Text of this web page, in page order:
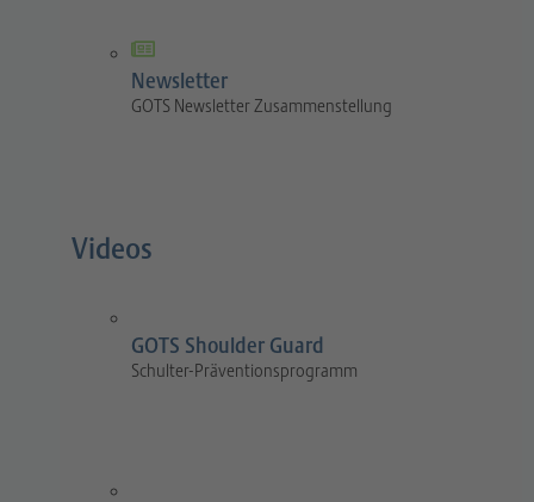
Newsletter
GOTS Newsletter Zusammenstellung
Videos
GOTS Shoulder Guard
Schulter-Präventionsprogramm